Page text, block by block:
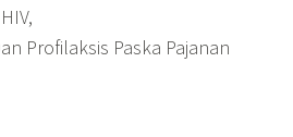
Profilaksis Paska Pajanan